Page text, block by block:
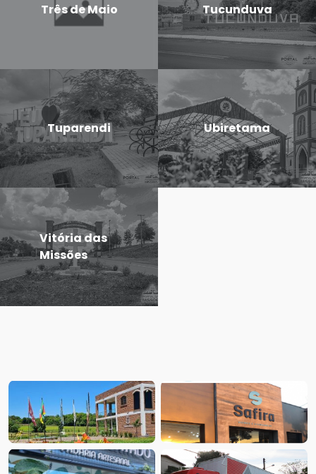
Três de Maio Tucunduva
Tuparendi Ubiretama
Vitória das
Missões